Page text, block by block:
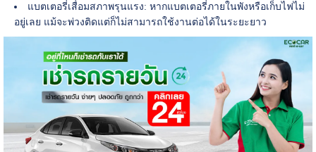
แบตเตอรี่เสื่อมสภาพรุนแรง: หากแบตเตอรี่ภายในพังหรือเก็บไฟไม่
อยู่เลย แม้จะพ่วงติดแต่ก็ไม่สามารถใช้งานต่อได้ในระยะยาว